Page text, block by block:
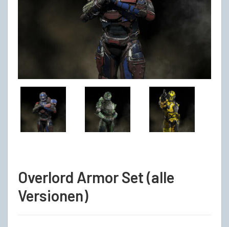
Overlord Armor Set (alle
Versionen)